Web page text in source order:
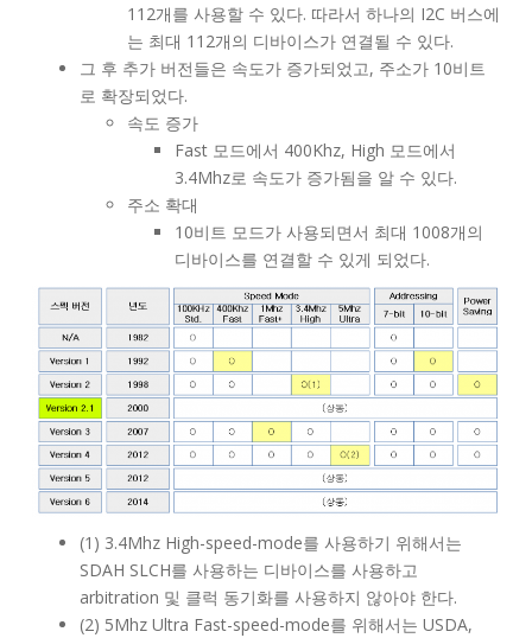
112개를 사용할 수 있다. 따라서 하나의 I2C 버스에
는 최대 112개의 디바이스가 연결될 수 있다.
그 후 추가 버전들은 속도가 증가되었고, 주소가 10비트
로 확장되었다.
속도 증가
Fast 모드에서 400Khz, High 모드에서
3.4Mhz로 속도가 증가됨을 알 수 있다.
주소 확대
10비트 모드가 사용되면서 최대 1008개의
디바이스를 연결할 수 있게 되었다.
(1) 3.4Mhz High-speed-mode를 사용하기 위해서는
SDAH SLCH를 사용하는 디바이스를 사용하고
arbitration 및 클럭 동기화를 사용하지 않아야 한다.
(2) 5Mhz Ultra Fast-speed-mode를 위해서는 USDA,